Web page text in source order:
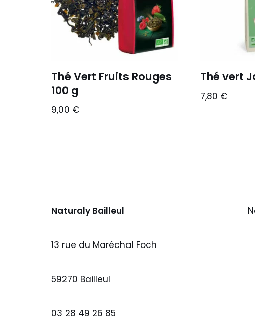
Thé Vert Fruits Rouges
100 g
9,00 €
Thé vert
7,80 €
Naturaly Bailleul
13 rue du Maréchal Foch
59270 Bailleul
03 28 49 26 85